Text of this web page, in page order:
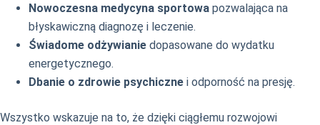
Nowoczesna medycyna sportowa pozwalająca na
błyskawiczną diagnozę i leczenie.
Świadome odżywianie dopasowane do wydatku
energetycznego.
Dbanie o zdrowie psychiczne i odporność na presję.
Wszystko wskazuje na to, że dzięki ciągłemu rozwojowi